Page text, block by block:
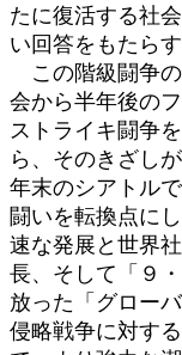
たに復活する社
い回答をもたら
この階級闘争
会から半年後の
ストライキ闘争
ら、そのきざし
年末のシアトル
闘いを転換点に
速な発展と世界
長、そして「９
放った「グロー
侵略戦争に対す